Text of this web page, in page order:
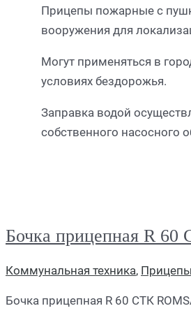
Прицепы пожарные с
вооружения для
Могут применяться в
условиях бездорожья.
Заправка водой
собственного насосного
Бочка прицепная R 60
Коммунальная техника,
Бочка прицепная R 60 СТК